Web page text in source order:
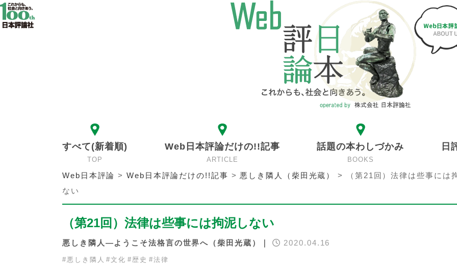
すべて(新着順)
TOP
Web日本評論だけの!!記事
ARTICLE
話題の本わしづかみ
BOOKS
日
Web日本評論 >Web日本評論だけの!!記事 > 悪しき隣人（柴田光蔵） >
（第21回）法律は些事には
ない
（第21回）法律は些事には拘泥しない
悪しき隣人―ようこそ法格言の世界へ（柴田光蔵）｜ 2020.04.16
#悪しき隣人 #文化 # 歴史 #法律